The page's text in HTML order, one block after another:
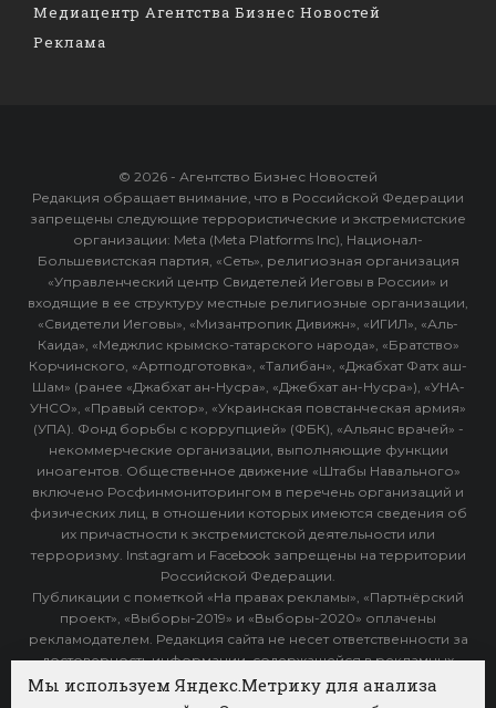
Медиацентр Агентства Бизнес Новостей
Реклама
© 2026 - Агентство Бизнес Новостей
Редакция обращает внимание, что в Российской Федерации
запрещены следующие террористические и экстремистские
организации: Meta (Meta Platforms Inc), Национал-
Большевистская партия, «Сеть», религиозная организация
«Управленческий центр Свидетелей Иеговы в России» и
входящие в ее структуру местные религиозные организации,
«Свидетели Иеговы», «Мизантропик Дивижн», «ИГИЛ», «Аль-
Каида», «Меджлис крымско-татарского народа», «Братство»
Корчинского, «Артподготовка», «Талибан», «Джабхат Фатх аш-
Шам» (ранее «Джабхат ан-Нусра», «Джебхат ан-Нусра»), «УНА-
УНСО», «Правый сектор», «Украинская повстанческая армия»
(УПА). Фонд борьбы с коррупцией» (ФБК), «Альянс врачей» -
некоммерческие организации, выполняющие функции
иноагентов. Общественное движение «Штабы Навального»
включено Росфинмониторингом в перечень организаций и
физических лиц, в отношении которых имеются сведения об
их причастности к экстремистской деятельности или
терроризму. Instagram и Facebook запрещены на территории
Российской Федерации.
Публикации с пометкой «На правах рекламы», «Партнёрский
проект», «Выборы-2019» и «Выборы-2020» оплачены
рекламодателем. Редакция сайта не несет ответственности за
достоверность информации, содержащейся в рекламных
объявлениях.
Мы используем Яндекс.Метрику для анализа